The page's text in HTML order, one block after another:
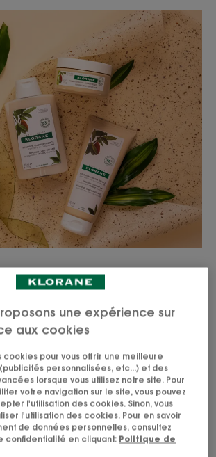
un soin pour cheveux
soins
les cheveux très
au quotidien
une expérience sur
aux cookies
cookies pour vous offrir une meilleure
personnalisées, etc...) et des
lorsque vous utilisez notre site. Pour
votre navigation sur le site, vous pouvez
l'utilisation des cookies. Sinon, vous
l'utilisation des cookies. Pour en savoir
de données personnelles, consultez
confidentialité en cliquant: Politique de